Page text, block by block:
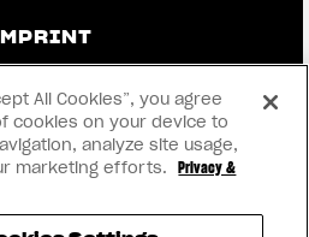
UND RECHTLICHE
SIE HÄNDLER
All Cookies”, you agree
cookies on your device to
analyze site usage,
marketing efforts.
Privacy &